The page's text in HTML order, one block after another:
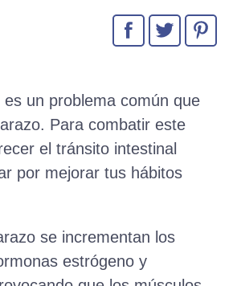
un problema común que
Para combatir este
el tránsito intestinal
por mejorar tus hábitos
se incrementan los
estrógeno y